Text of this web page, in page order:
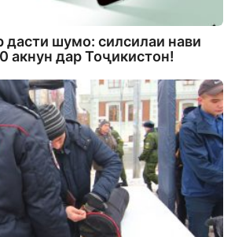
дасти шумо: силсилаи нави
акнун дар Тоҷикистон!